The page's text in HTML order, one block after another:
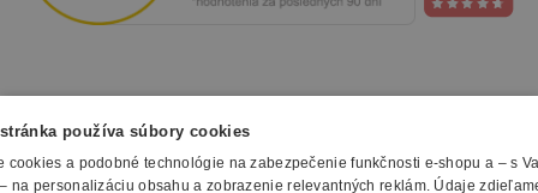
NAKUPOVANIE
Všetko o nákupe
používa súbory cookies
cookies a podobné technológie na zabezpečenie funkčnosti e-shopu a – s
na personalizáciu obsahu a zobrazenie relevantných reklám. Údaje